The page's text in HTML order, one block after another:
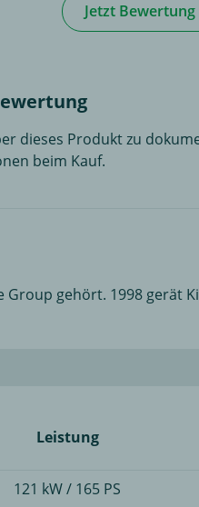
Jetzt
dieses Produkt zu
beim Kauf.
gehört. 1998 gerät
Leistung
121 kW / 165 PS